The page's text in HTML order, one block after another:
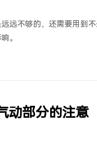
远不够的，还需要用到
。
动部分的注意